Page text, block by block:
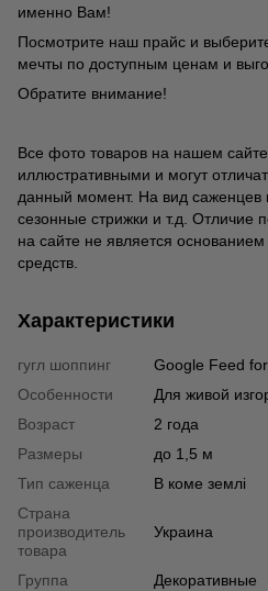
именно Вам!
Посмотрите наш прайс и
мечты по доступным ценам и
Обратите внимание!
Все фото товаров на нашем
иллюстративными и могут
данный момент. На вид саженцев
сезонные стрижки и т.д. Отличие
на сайте не является
средств.
Характеристики
гугл шоппинг
Google Feed
Особенности
Для живой
Возраст
2 года
Размеры
до 1,5 м
Тип саженца
В коме землі
Страна
производитель
товара
Украина
Группа
Декоративные